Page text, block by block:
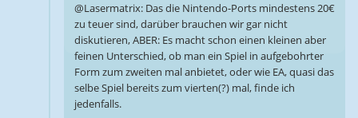
@Lasermatrix: Das die Nintendo-Ports mindestens 20€
zu teuer sind, darüber brauchen wir gar nicht
diskutieren, ABER: Es macht schon einen kleinen aber
feinen Unterschied, ob man ein Spiel in aufgebohrter
Form zum zweiten mal anbietet, oder wie EA, quasi das
selbe Spiel bereits zum vierten(?) mal, finde ich
jedenfalls.